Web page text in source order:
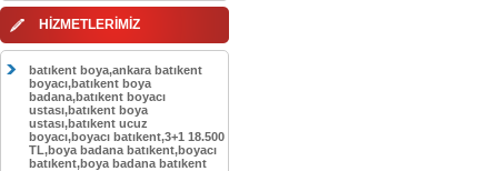
CEBECİ DAİRE BOYAMA 1000TL
0554 184 41 66
HASKÖY DAİRE BOYAMA 1000TL
EV,İŞYERİ BOYA BADANA USTASI
0554 184 41 66
GÖLBAŞI DAİRE BOYAMA 1000TL
EV,İŞYERİ BOYA BADANA USTASI
HİZMETLERİMİZ
batıkent boya,ankara batıkent
boyacı,batıkent boya
badana,batıkent boyacı
ustası,batıkent boya
ustası,batıkent ucuz
boyacı,boyacı batıkent,3+1 18.500
TL,boya badana batıkent,boyacı
batıkent,boya badana batıkent